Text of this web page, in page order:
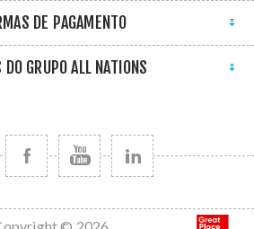
DE PAGAMENTO
DO GRUPO ALL NATIONS